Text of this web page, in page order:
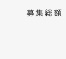
募集総額